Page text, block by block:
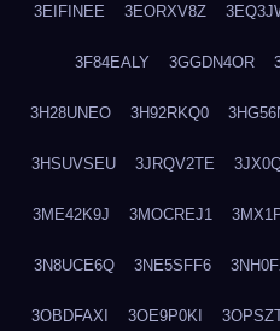
3EIFINEE 3EORXV8Z
3F84EALY 3GGDN4OR
3H28UNEO 3H92RKQ0
3HSUVSEU 3JRQV2TE
3ME42K9J 3MOCREJ1
3N8UCE6Q 3NE5SFF6
3OBDFAXI 3OE9P0KI